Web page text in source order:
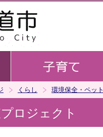
くらし 環境保全・ペット
ロジェクト